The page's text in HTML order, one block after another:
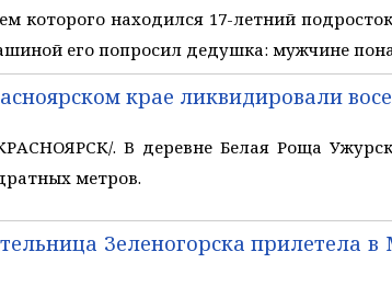
которого находился 17-летний
его попросил дедушка: мужчине
крае ликвидировали
. В деревне Белая Роща
метров.
Зеленогорска прилетела